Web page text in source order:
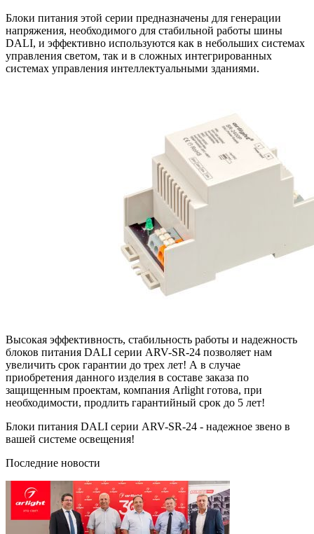
Блоки питания этой серии предназначены для генерации
напряжения, необходимого для стабильной работы шины
DALI, и эффективно используются как в небольших системах
управления светом, так и в сложных интегрированных
системах управления интеллектуальными зданиями.
Высокая эффективность, стабильность работы и надежность
блоков питания DALI серии ARV-SR-24 позволяет нам
увеличить срок гарантии до трех лет! А в случае
приобретения данного изделия в составе заказа по
защищенным проектам, компания Arlight готова, при
необходимости, продлить гарантийный срок до 5 лет!
Блоки питания DALI серии ARV-SR-24 - надежное звено в
вашей системе освещения!
Последние новости